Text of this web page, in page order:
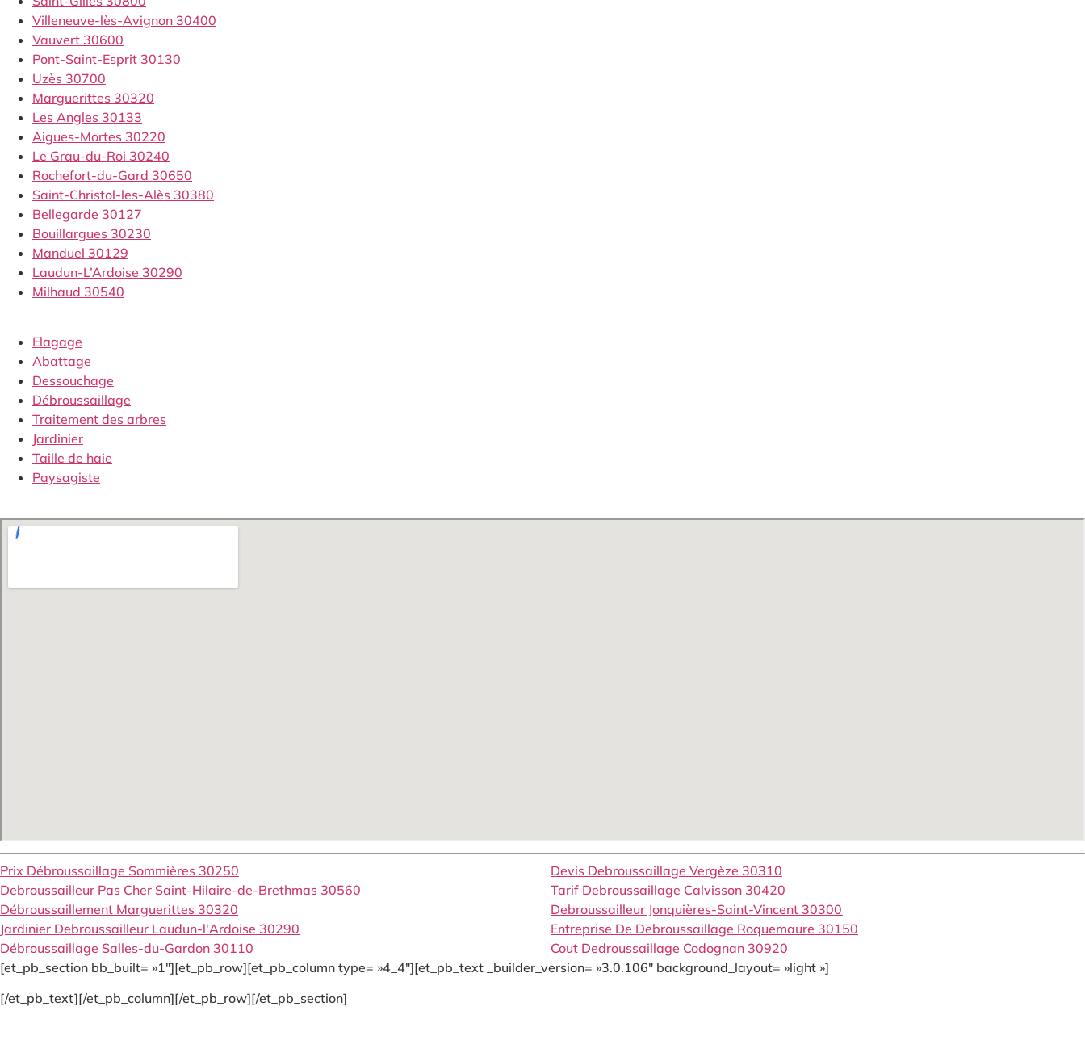
Villeneuve-lès-Avignon 30400
Vauvert 30600
Pont-Saint-Esprit 30130
Uzès 30700
Marguerittes 30320
Les Angles 30133
Aigues-Mortes 30220
Le Grau-du-Roi 30240
Rochefort-du-Gard 30650
Saint-Christol-les-Alès 30380
Bellegarde 30127
Bouillargues 30230
Manduel 30129
Laudun-L’Ardoise 30290
Milhaud 30540
Elagage
Abattage
Dessouchage
Débroussaillage
Traitement des arbres
Jardinier
Taille de haie
Paysagiste
Prix Débroussaillage Sommières 30250
Debroussailleur Pas Cher Saint-Hilaire-de-Brethmas 30560
Débroussaillement Marguerittes 30320
Jardinier Debroussailleur Laudun-l'Ardoise 30290
Débroussaillage Salles-du-Gardon 30110
Devis Debroussaillage Vergèze 30310
Tarif Debroussaillage Calvisson 30420
Debroussailleur Jonquières-Saint-Vincent 30300
Entreprise De Debroussaillage Roquemaure 30150
Cout Dedroussaillage Codognan 30920
[et_pb_section bb_built= »1″][et_pb_row][et_pb_column type= »4_4″][et_pb_text _builder_version= »3.0.106″ background_layout= »light »]
[/et_pb_text][/et_pb_column][/et_pb_row][/et_pb_section]